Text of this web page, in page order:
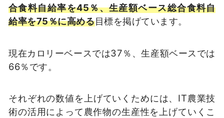
合食料自給率を45％、生産額ベース総合食料自
給率を75％に高める目標を掲げています。
現在カロリーベースでは37％、生産額ベースでは
66％です。
それぞれの数値を上げていくためには、IT農業技
術の活用によって農作物の生産性を上げていくこ